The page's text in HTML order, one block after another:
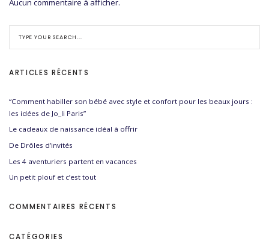
Aucun commentaire à afficher.
ARTICLES RÉCENTS
“Comment habiller son bébé avec style et confort pour les beaux jours :
les idées de Jo_li Paris”
Le cadeaux de naissance idéal à offrir
De Drôles d’invités
Les 4 aventuriers partent en vacances
Un petit plouf et c’est tout
COMMENTAIRES RÉCENTS
CATÉGORIES